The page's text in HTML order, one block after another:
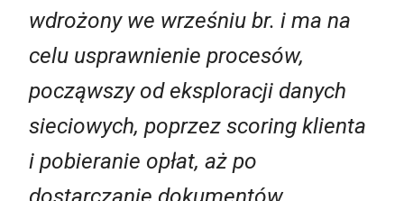
wdrożony we wrześniu br. i ma na
celu usprawnienie procesów,
począwszy od eksploracji danych
sieciowych, poprzez scoring klienta
i pobieranie opłat, aż po